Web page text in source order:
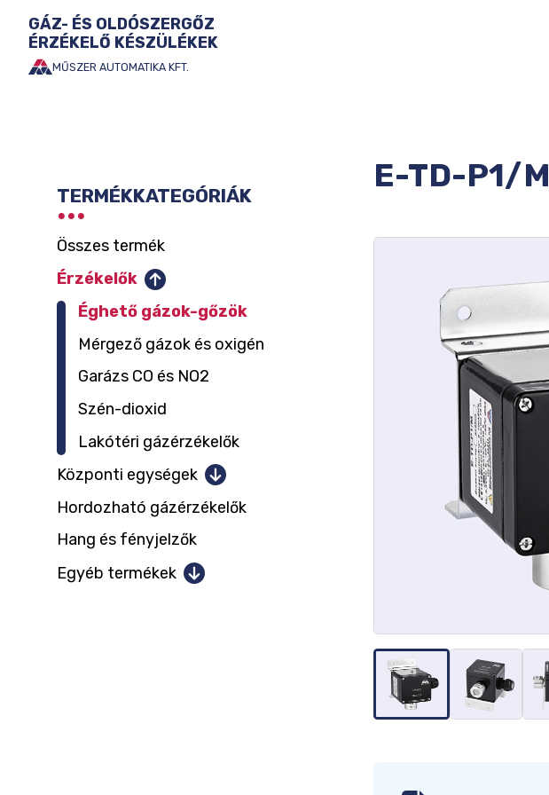
Ugrás
GÁZ- ÉS OLDÓSZERGŐZ
ÉRZÉKELŐ KÉSZÜLÉKEK
MŰSZER AUTOMATIKA KFT.
SZŰRŐK
TERMÉKKATEGÓRIÁK
Összes termék
Érzékelők
Éghető gázok-gőzök
Mérgező gázok és oxigén
Garázs CO és NO2
Szén-dioxid
Lakótéri gázérzékelők
Központi egységek
Központok 1-2 mérőhelyig
Központok 12 mérőhelyig
Központok 128 mérőhelyig
Hordozható gázérzékelők
Hang és fényjelzők
Egyéb termékek
E-TD-P1/M